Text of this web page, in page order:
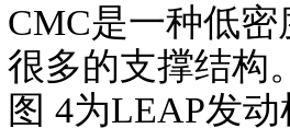
CMC是一种低
很多的支撑结构
图 4为LEAP发